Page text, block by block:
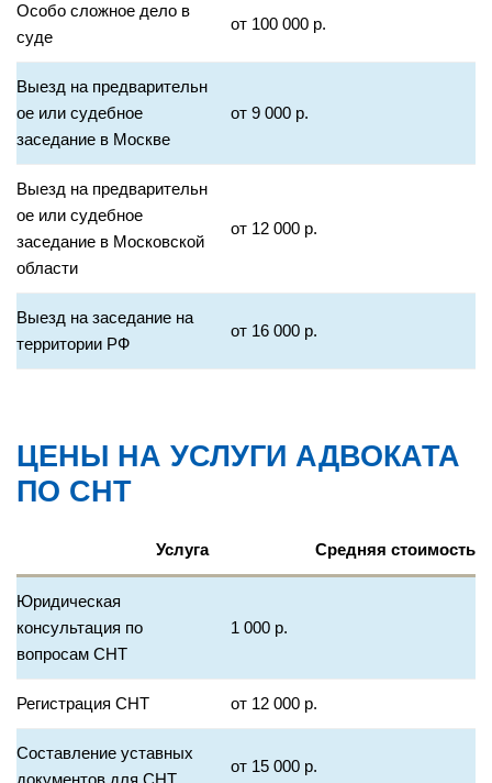
Особо сложное дело в
суде
от 100 000 р.
Выезд на предварительн
ое или судебное
заседание в Москве
от 9 000 р.
Выезд на предварительн
ое или судебное
заседание в Московской
области
от 12 000 р.
Выезд на заседание на
территории РФ
от 16 000 р.
ЦЕНЫ НА УСЛУГИ АДВОКАТА
ПО СНТ
Услуга Средняя стоимость
Юридическая
консультация по
вопросам СНТ
1 000 р.
Регистрация СНТ от 12 000 р.
Составление уставных
от 15 000 р.